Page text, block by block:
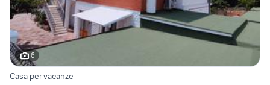
6
Casa per vacanze